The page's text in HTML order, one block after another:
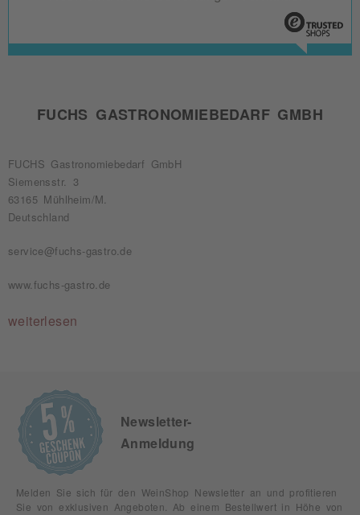
FUCHS GASTRONOMIEBEDARF GMBH
FUCHS Gastronomiebedarf GmbH
Siemensstr. 3
63165 Mühlheim/M.
Deutschland
service@fuchs-gastro.de
www.fuchs-gastro.de
weiterlesen
Newsletter-
Anmeldung
Melden Sie sich für den WeinShop Newsletter an und profitieren
Sie von exklusiven Angeboten. Ab einem Bestellwert in Höhe von